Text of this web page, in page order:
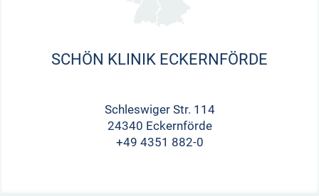
SCHÖN KLINIK ECKERNFÖRDE
Schleswiger Str. 114
24340 Eckernförde
+49 4351 882-0